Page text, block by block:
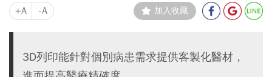
+A -A 加入收藏
3D列印能針對個別病患需求提供客製化醫材，